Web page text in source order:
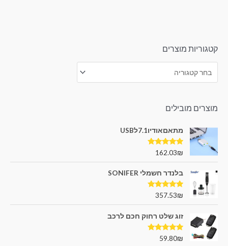
קטגוריות מוצרים
מוצרים מובילים
מתאםאודיו7.1לUSB
דורג5.00
162.03₪
בלנדר חשמלי SONIFER
דורג 5.00
357.53₪
זוג שלט רחוק חכם לרכב
דורג5.00
59.80₪